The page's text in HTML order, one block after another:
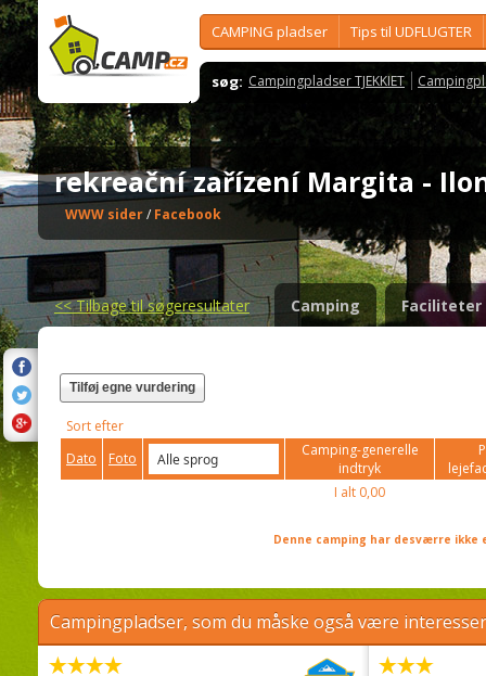
CAMPING pladser Tips til UDFLUGTER
søg: Campingpladser TJEKKIET
rekreační zařízení Margita -
WWW sider/Facebook
<<Tilbage til søgeresultater Camping Faciliteter
Tilføj egne vurdering
Sort efter
Dato
Foto
Camping-generelle
indtryk
I alt 0,00
Denne camping har desværre
Campingpladser, som du måske også være